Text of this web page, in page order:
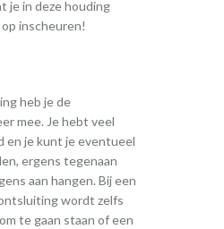
je in deze houding
inscheuren!
heb je de
mee. Je hebt veel
en je kunt je eventueel
ergens tegenaan
aan hangen. Bij een
wordt zelfs
te gaan staan of een